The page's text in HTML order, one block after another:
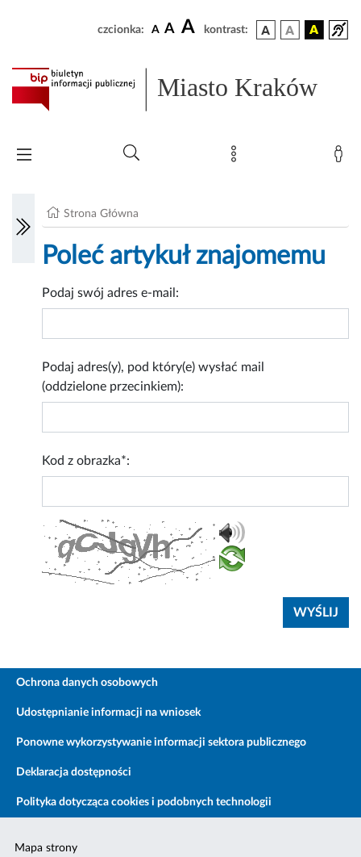
czcionka: A A A kontrast:
Miasto Kraków
Strona Główna
Poleć artykuł znajomemu
Podaj swój adres e-mail:
Podaj adres(y), pod który(e) wysłać mail
(oddzielone przecinkiem):
Kod z obrazka*:
Ochrona danych osobowych
Udostępnianie informacji na wniosek
Ponowne wykorzystywanie informacji sektora publicznego
Deklaracja dostępności
Polityka dotycząca cookies i podobnych technologii
Mapa strony